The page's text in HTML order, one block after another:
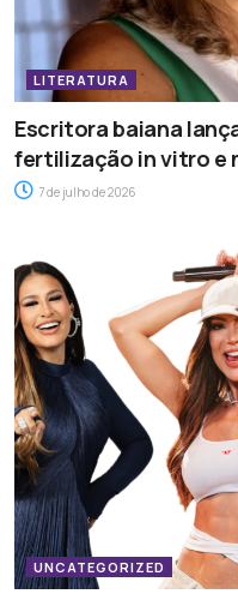
LITERATURA
Escritora baiana
fertilização in vitro e
7 de julho de 2026
UNCATEGORIZED